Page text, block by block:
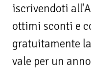
iscrivendoti
ottimi sconti e
gratuitamente
vale per un